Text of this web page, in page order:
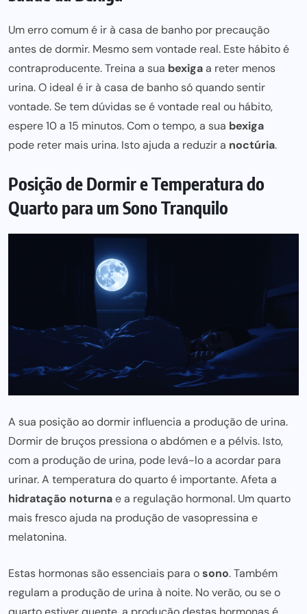
Um erro comum é ir à casa de banho por precaução
antes de dormir. Mesmo sem vontade real. Este hábito é
contraproducente. Treina a sua bexigaa reter menos
urina. O ideal é ir à casa de banho só quando sentir
vontade. Se tem dúvidas se é vontade real ou hábito,
espere 10 a 15 minutos. Com o tempo, a sua bexiga
pode reter mais urina. Isto ajuda a reduzir a noctúria.
Posição de Dormir e Temperatura do
Quarto para um Sono Tranquilo
A sua posição ao dormir influencia a produção de urina.
Dormir de bruços pressiona o abdómen e a pélvis. Isto,
com a produção de urina, pode levá-lo a acordar para
urinar. A temperatura do quarto é importante. Afeta a
hidratação noturnae a regulação hormonal. Um quarto
mais fresco ajuda na produção de vasopressina e
melatonina.
Estas hormonas sãoessenciais para osono. Também
regulam a produção de urina à noite. No verão, ou se o